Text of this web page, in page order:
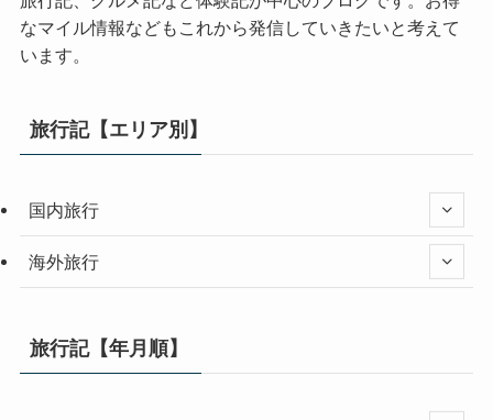
なマイル情報などもこれから発信していきたいと考えて
います。
旅行記【エリア別】
国内旅行
海外旅行
旅行記【年月順】